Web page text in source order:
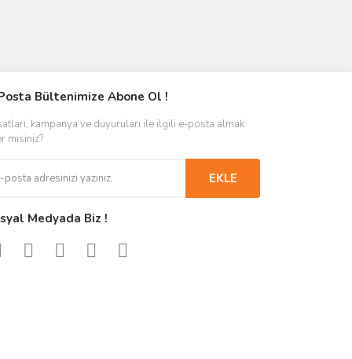
Bültenimize Abone Ol !
kampanya ve duyuruları ile ilgili e-posta almak
misiniz?
EKLE
Medyada Biz !